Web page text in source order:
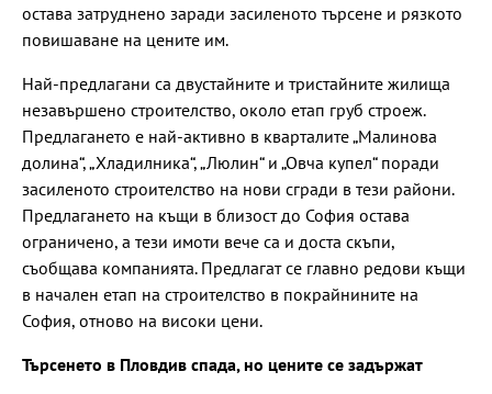
остава затруднено заради засиленото търсене и рязкото
повишаване на цените им.
Най-предлагани са двустайните и тристайните жилища
незавършено строителство, около етап груб строеж.
Предлагането е най-активно в кварталите „Малинова
долина“, „Хладилника“, „Люлин“ и „Овча купел“ поради
засиленото строителство на нови сгради в тези райони.
Предлагането на къщи в близост до София остава
ограничено, а тези имоти вече са и доста скъпи,
съобщава компанията. Предлагат се главно редови къщи
в начален етап на строителство в покрайнините на
София, отново на високи цени.
Търсенето в Пловдив спада, но цените се задържат